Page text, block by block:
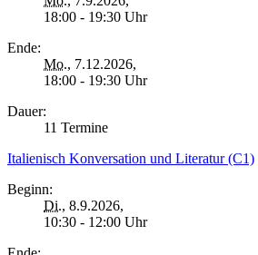
18:00 - 19:30 Uhr
Ende:
Mo., 7.12.2026,
18:00 - 19:30 Uhr
Dauer:
11 Termine
Italienisch Konversation und Literatur (C1)
Beginn:
Di., 8.9.2026,
10:30 - 12:00 Uhr